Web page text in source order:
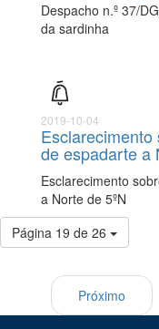
Despacho n.º 37/
da sardinha
2019-10-04
de espadarte a
Esclarecimento
a Norte de 5ºN
Página 19 de 26
Próximo